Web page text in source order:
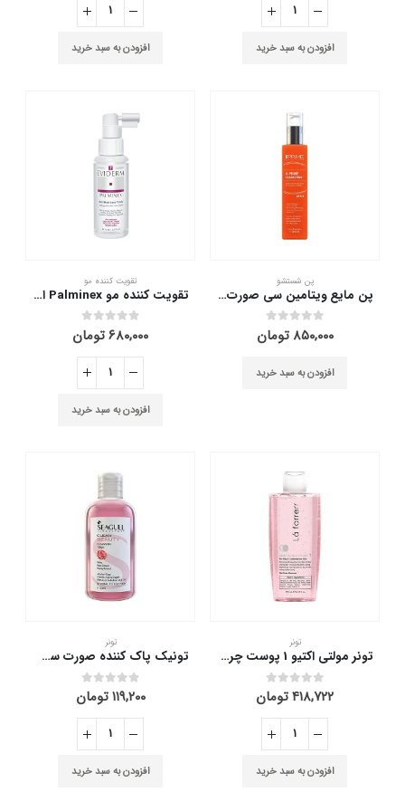
افزودن به سبد خرید افزودن به سبد خرید
پن شستشو
پن مایع ویتامین سی صورت و بدن پریم 200 میلی لیتر
۸۵۰,۰۰۰ تومان
افزودن به سبد خرید
تقویت کننده مو
تقویت کننده مو Palminex اویدرم 80 میلی لیتر
۶۸۰,۰۰۰تومان
افزودن به سبد خرید
تونر
تونر مولتی اکتیو 1 پوست چرب و مختلط لافارر 170 میلی لیتر
0
out of 5
۴۱۸,۷۲۲تومان
افزودن به سبد خرید
تونر
تونیک پاک کننده صورت سی گل 150 میلی لیتر
0
out of 5
۱۱۹,۲۰۰تومان
افزودن به سبد خرید